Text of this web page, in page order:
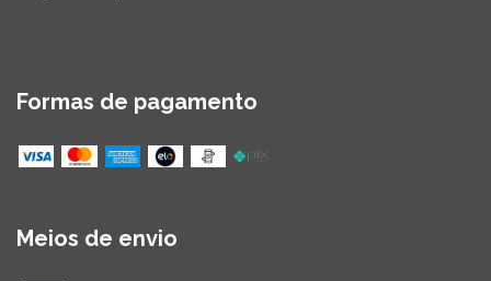
Formas de pagamento
Meios de envio